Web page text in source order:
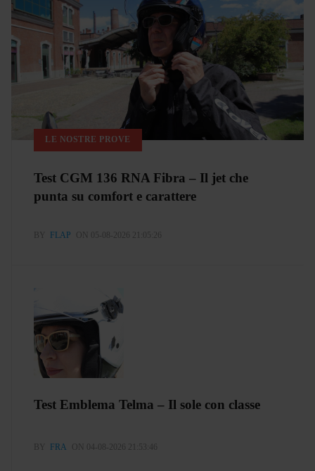
LE NOSTRE PROVE
Test CGM 136 RNA Fibra – Il jet che
punta su comfort e carattere
BY FLAP ON 05-08-2026 21:05:26
Test Emblema Telma – Il sole con classe
BY FRA ON 04-08-2026 21:53:46